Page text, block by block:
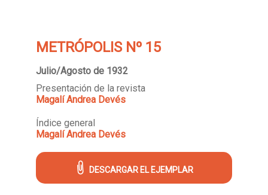
METRÓPOLIS Nº 15
Julio/Agosto de 1932
Presentación de la revista
Magalí Andrea Devés
Índice general
Magalí Andrea Devés
DESCARGAR EL EJEMPLAR